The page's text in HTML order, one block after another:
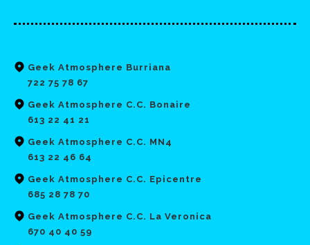
Geek Atmosphere Burriana
722 75 78 67
Geek Atmosphere C.C. Bonaire
613 22 41 21
Geek Atmosphere C.C. MN4
613 22 46 64
Geek Atmosphere C.C. Epicentre
685 28 78 70
Geek Atmosphere C.C. La Veronica
670 40 40 59